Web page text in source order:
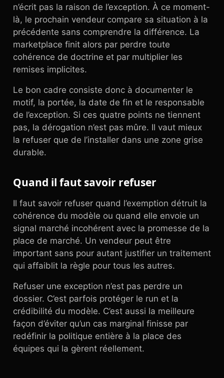
n’écrit pas la raison de l’exception. À ce moment-
là, le prochain vendeur compare sa situation à la
précédente sans comprendre la différence. La
marketplace finit alors par perdre toute
cohérence de doctrine et par multiplier les
remises implicites.
Le bon cadre consiste donc à documenter le
motif, la portée, la date de fin et le responsable
de l’exception. Si ces quatre points ne tiennent
pas, la dérogation n’est pas mûre. Il vaut mieux
la refuser que de l’installer dans une zone grise
durable.
Quand il faut savoir refuser
Il faut savoir refuser quand l’exemption détruit la
cohérence du modèle ou quand elle envoie un
signal marché incohérent avec la promesse de la
place de marché. Un vendeur peut être
important sans pour autant justifier un traitement
qui affaiblit la règle pour tous les autres.
Refuser une exception n’est pas perdre un
dossier. C’est parfois protéger le run et la
crédibilité du modèle. C’est aussi la meilleure
façon d’éviter qu’un cas marginal finisse par
redéfinir la politique entière à la place des
équipes qui la gèrent réellement.